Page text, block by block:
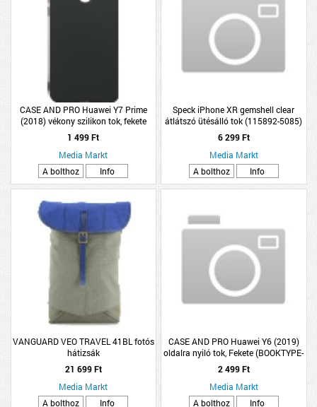
CASE AND PRO Huawei Y7 Prime
(2018) vékony szilikon tok, fekete
1 499 Ft
Media Markt
A bolthoz
Info
Speck iPhone XR gemshell clear
átlátszó ütésálló tok (115892-5085)
6 299 Ft
Media Markt
A bolthoz
Info
VANGUARD VEO TRAVEL 41BL fotós
hátizsák
21 699 Ft
Media Markt
A bolthoz
Info
CASE AND PRO Huawei Y6 (2019)
oldalra nyiló tok, Fekete (BOOKTYPE-
HUA-Y619-BK)
2 499 Ft
Media Markt
A bolthoz
Info